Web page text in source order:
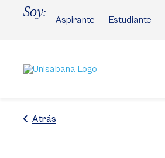
Soy:
Aspirante Estudiante
Atrás